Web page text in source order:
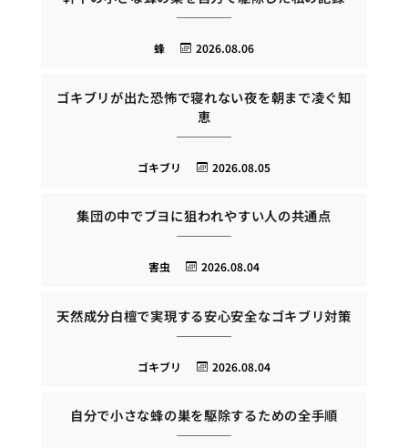
2026.08.06
蜂
ゴキブリが出た恐怖で寝れない夜を朝まで凌ぐ知
恵
2026.08.05
ゴキブリ
集団の中でブヨに狙われやすい人の共通点
2026.08.04
害虫
天然成分白檀で実現する安心安全なゴキブリ対策
2026.08.04
ゴキブリ
自分で小さな蜂の巣を駆除するための全手順